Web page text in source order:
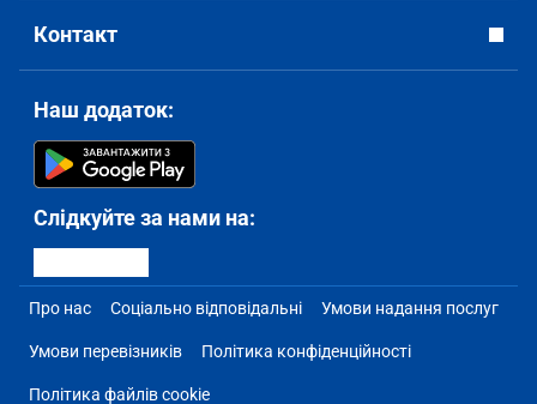
Контакт
Наш додаток:
Слідкуйте за нами на:
Про нас Соціально відповідальні Умови надання послуг
Умови перевізників Політика конфіденційності
Політика файлів cookie